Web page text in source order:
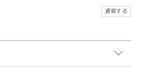
通報する